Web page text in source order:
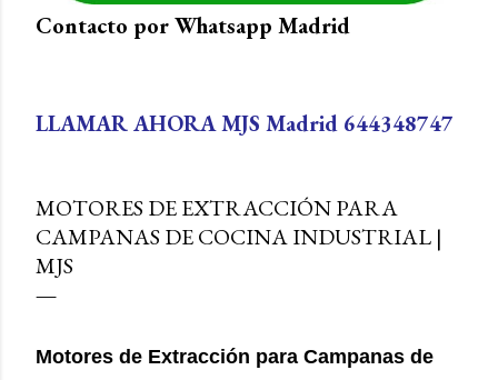
Contacto por Whatsapp Madrid
LLAMAR AHORA MJS Madrid 644348747
MOTORES DE EXTRACCIÓN PARA
CAMPANAS DE COCINA INDUSTRIAL |
MJS
Motores de Extracción para Campanas de